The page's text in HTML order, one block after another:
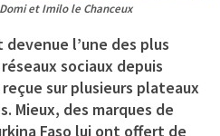
et Imilo le Chanceux
l’une des plus
sociaux depuis
sur plusieurs plateaux
Mieux, des marques de
Faso lui ont offert de